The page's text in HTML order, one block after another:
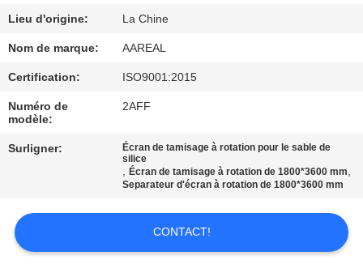
L'USINE
CONTRÔLE
DE
QUALITÉ
NOUS
CONTACTER
Lieu d'origine: La Chine
Nom de marque: AAREAL
Certification: ISO9001:2015
Numéro de
modèle:
2AFF
Surligner:
Écran de tamisage à rotation pour le sable de
silice
,Écran de tamisage à rotation de 1800*3600 mm,
Separateur d'écran à rotation de 1800*3600 mm
CONTACT!